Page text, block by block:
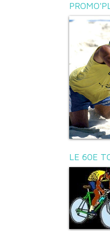
LE 60E